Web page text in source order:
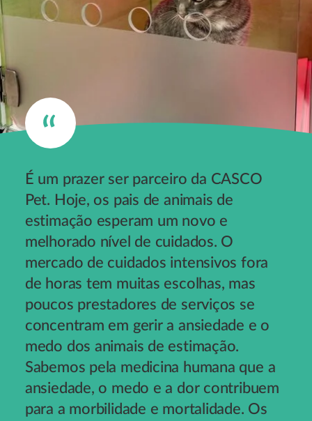
É um prazer ser parceiro da CASCO
Pet. Hoje, os pais de animais de
estimação esperam um novo e
melhorado nível de cuidados. O
mercado de cuidados intensivos fora
de horas tem muitas escolhas, mas
poucos prestadores de serviços se
concentram em gerir a ansiedade e o
medo dos animais de estimação.
Sabemos pela medicina humana que a
ansiedade, o medo e a dor contribuem
para a morbilidade e mortalidade. Os